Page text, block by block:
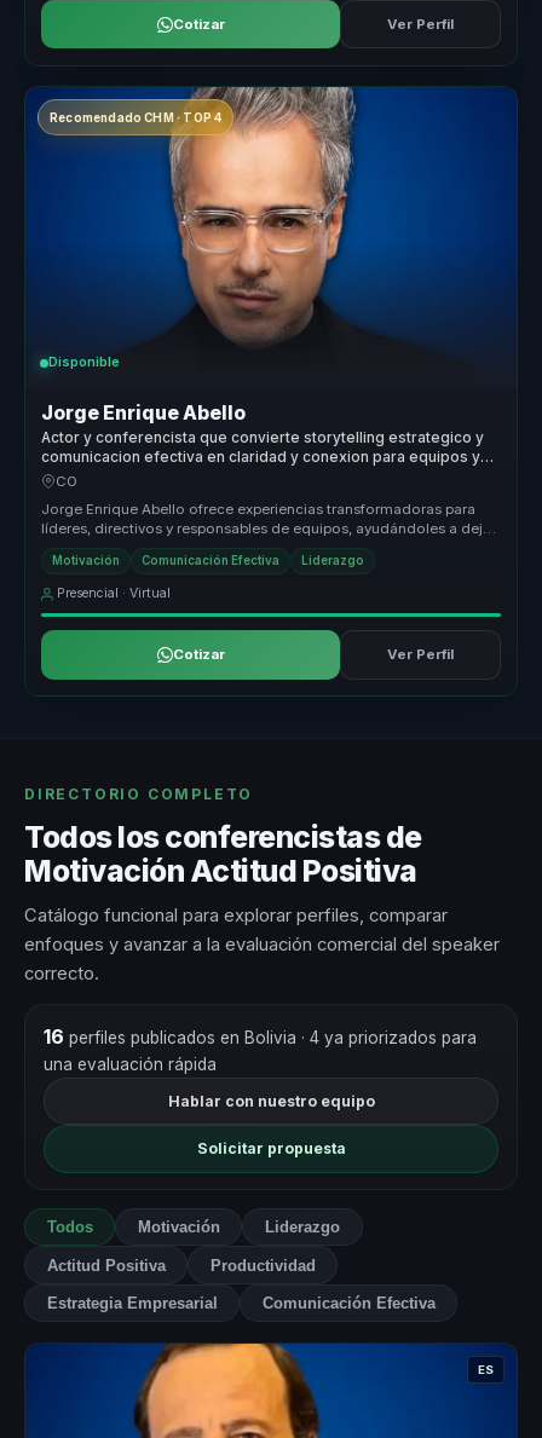
Cotizar Ver Perfil
Recomendado CHM · TOP 4
Disponible
Jorge Enrique Abello
Actor y conferencista que convierte storytelling estrategico y
comunicacion efectiva en claridad y conexion para equipos y
audiencias.
CO
Jorge Enrique Abello ofrece experiencias transformadoras para
líderes, directivos y responsables de equipos, ayudándoles a dejar
atrás eq...
Motivación Comunicación Efectiva Liderazgo
Presencial · Virtual
Cotizar Ver Perfil
DIRECTORIO COMPLETO
Todos los conferencistas de
Motivación Actitud Positiva
Catálogo funcional para explorar perfiles, comparar
enfoques y avanzar a la evaluación comercial del speaker
correcto.
16 perfiles publicados en Bolivia · 4 ya priorizados para
una evaluación rápida
Hablar con nuestro equipo
Solicitar propuesta
Todos Motivación Liderazgo
Actitud Positiva Productividad
Estrategia Empresarial Comunicación Efectiva
ES